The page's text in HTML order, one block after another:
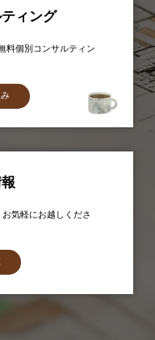
ィング
料個別コンサルティン
気軽にお越しくださ